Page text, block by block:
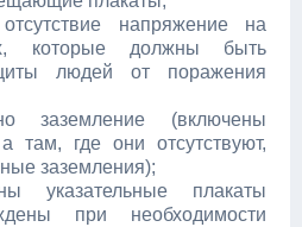
напряжение на
которые должны быть
людей от поражения
(включены
там, где они отсутствуют,
заземления);
плакаты
при необходимости